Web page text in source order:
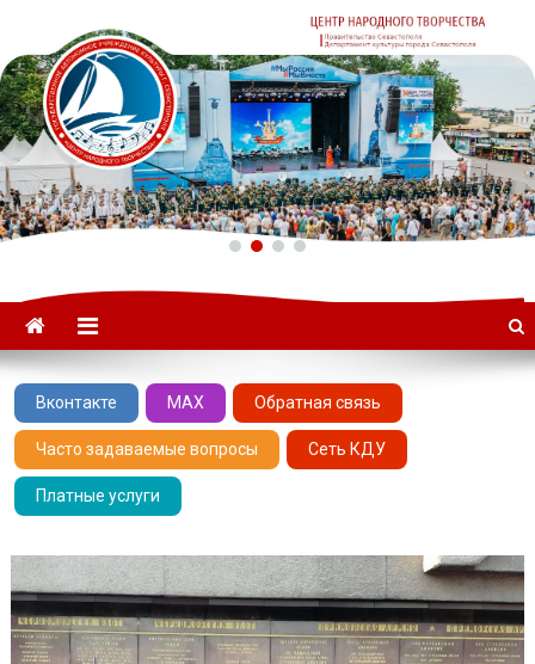
ГАУК «ЦНТ» –
Севастопольский Центр
народного творчества
Вконтакте MAX Обратная связь
Часто задаваемые вопросы Сеть КДУ
Платные услуги